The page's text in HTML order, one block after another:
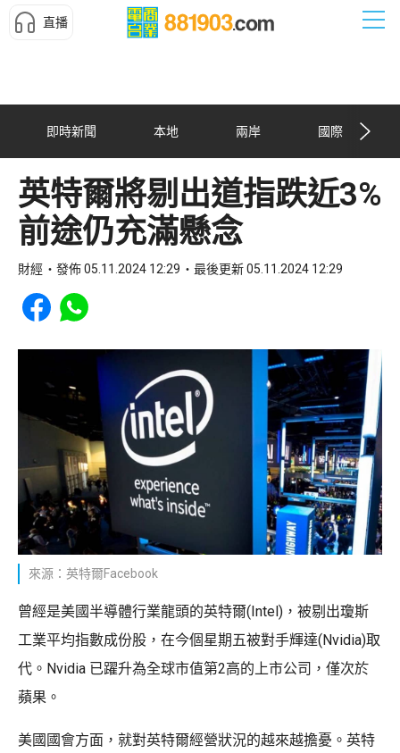
直播
即時新聞 本地 兩岸 國際
英特爾將剔出道指跌近3%
前途仍充滿懸念
財經 發佈 05.11.2024 12:29 最後更新 05.11.2024 12:29
Share to Facebook
Share to WhatsApp
來源：英特爾Facebook
曾經是美國半導體行業龍頭的英特爾(Intel)，被剔出瓊斯
工業平均指數成份股，在今個星期五被對手輝達(Nvidia)取
代。Nvidia 已躍升為全球市值第2高的上市公司，僅次於
蘋果。
美國國會方面，就對英特爾經營狀況的越來越擔憂。英特